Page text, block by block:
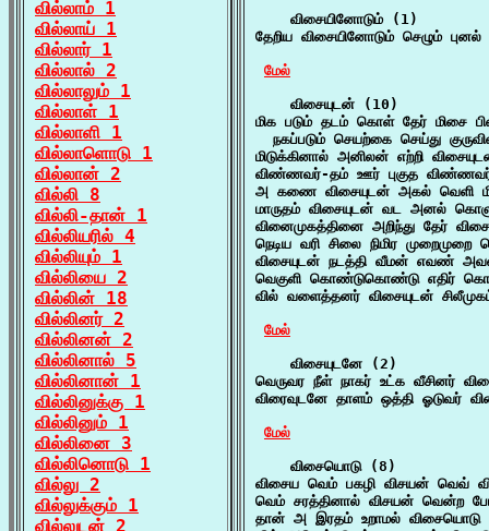
வில்லாம் 1
வில்லாய் 1
வில்லார் 1
வில்லால் 2
வில்லாலும் 1
வில்லாள் 1
வில்லாளி 1
வில்லாளொடு 1
வில்லான் 2
வில்லி 8
வில்லி-தான் 1
வில்லியரில் 4
வில்லியும் 1
வில்லியை 2
வில்லின் 18
வில்லினர் 2
வில்லினன் 2
வில்லினால் 5
வில்லினான் 1
வில்லினுக்கு 1
வில்லினும் 1
வில்லினை 3
வில்லினொடு 1
வில்லு 2
வில்லுக்கும் 1
வில்லுடன் 2
    விசையினோடும் (1)
தேறிய விசையினோடும் செழும்
மேல்
    விசையுடன் (10)
மிக படும் தடம் கொள் தேர் மிசை
நகப்படும் செயற்கை செய்து
மிடுக்கினால் அனிலன் எற்றி
விண்ணவர்-தம் ஊர் புகுத விண்ணவர்
அ கணை விசையுடன் அகல் வெளி
மாருதம் விசையுடன் வட அனல்
வினைமுகத்தினை அறிந்து தேர்
நெடிய வரி சிலை நிமிர
விசையுடன் நடத்தி வீமன் எவண்
வெகுளி கொண்டுகொண்டு எதிர்
வில் வளைத்தனர் விசையுடன்
மேல்
    விசையுடனே (2)
வெருவர நீள் நாகர் உட்க வீசினர்
விரைவுடனே தாளம் ஒத்தி ஓடுவர்
மேல்
    விசையொடு (8)
விசைய வெம் பகழி விசயன் வெவ்
வெம் சரத்தினால் விசயன் வென்ற
தான் அ இரதம் உறாமல் விசையொடு